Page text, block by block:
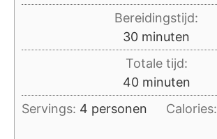
Bereidingstijd:
30minuten
minuten
Totale tijd:
40minuten
minuten
Servings: 4 personen Calories: